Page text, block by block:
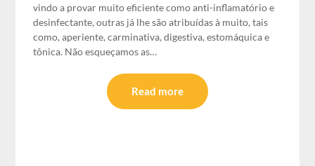
vindo a provar muito eficiente como anti-inflamatório e
desinfectante, outras já lhe são atribuídas à muito, tais
como, aperiente, carminativa, digestiva, estomáquica e
tônica. Não esqueçamos as…
Read more